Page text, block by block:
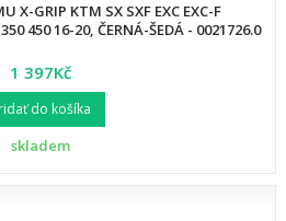
X-GRIP KTM SX SXF EXC EXC-F
450 16-20, ČERNÁ-ŠEDÁ - 0021726.0
1 397Kč
do košíka
skladem